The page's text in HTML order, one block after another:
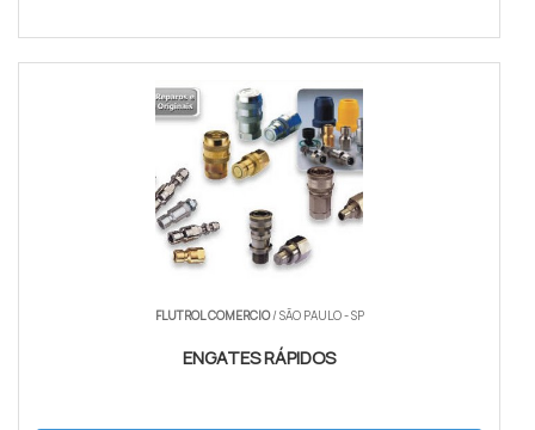
FLUTROL COMERCIO/ SÃO PAULO - SP
ENGATES RÁPIDOS